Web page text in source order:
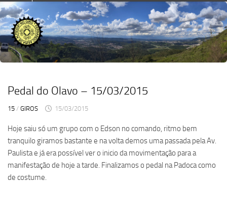
Skip
to
content
Pedal do Olavo – 15/03/2015
15 / GIROS 15/03/2015
Hoje saiu só um grupo com o Edson no comando, ritmo bem
tranquilo giramos bastante e na volta demos uma passada pela Av.
Paulista e já era possível ver o inicio da movimentação para a
manifestação de hoje a tarde. Finalizamos o pedal na Padoca como
de costume.